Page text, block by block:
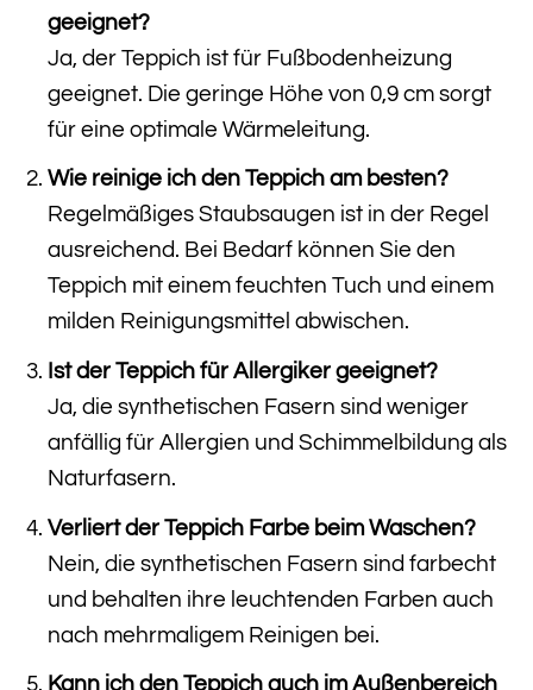
geeignet?
Ja, der Teppich ist für Fußbodenheizung
geeignet. Die geringe Höhe von 0,9 cm sorgt
für eine optimale Wärmeleitung.
Wie reinige ich den Teppich am besten?
Regelmäßiges Staubsaugen ist in der Regel
ausreichend. Bei Bedarf können Sie den
Teppich mit einem feuchten Tuch und einem
milden Reinigungsmittel abwischen.
Ist der Teppich für Allergiker geeignet?
Ja, die synthetischen Fasern sind weniger
anfällig für Allergien und Schimmelbildung als
Naturfasern.
Verliert der Teppich Farbe beim Waschen?
Nein, die synthetischen Fasern sind farbecht
und behalten ihre leuchtenden Farben auch
nach mehrmaligem Reinigen bei.
Kann ich den Teppich auch im Außenbereich